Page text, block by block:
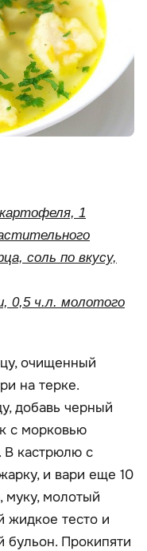
1
соль по вкусу,
0,5 ч.л. молотого
очищенный
на терке.
добавь черный
с морковью
В кастрюлю с
и вари еще 10
муку, молотый
жидкое тесто и
бульон. Прокипяти